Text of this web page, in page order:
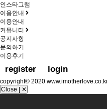
인스타그램
이용안내
이용안내
커뮤니티
공지사항
문의하기
이용후기
register login
copyright© 2020
Close | ✕